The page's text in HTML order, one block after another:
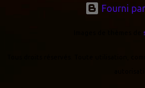
Fourni
Tous droits réservés. Toute utilisation,